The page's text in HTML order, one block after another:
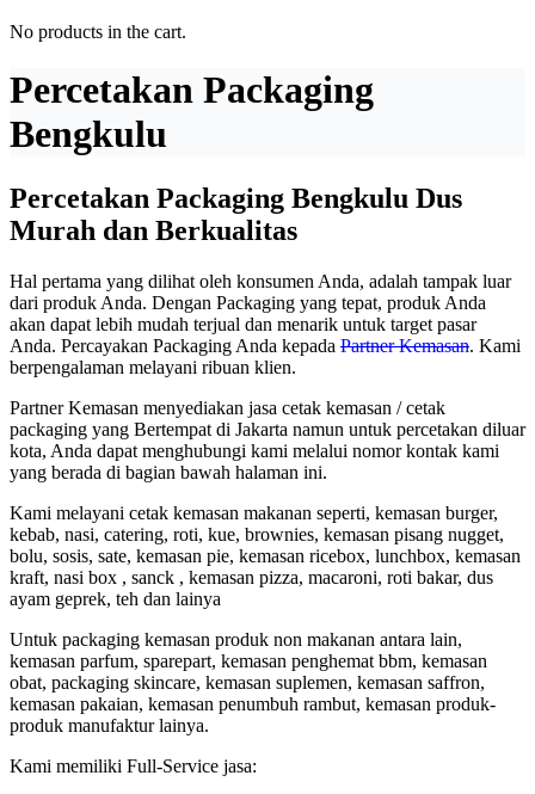
No products in the cart.
Percetakan Packaging
Bengkulu
Percetakan Packaging Bengkulu Dus
Murah dan Berkualitas
Hal pertama yang dilihat oleh konsumen Anda, adalah tampak luar
dari produk Anda. Dengan Packaging yang tepat, produk Anda
akan dapat lebih mudah terjual dan menarik untuk target pasar
Anda. Percayakan Packaging Anda kepada Partner Kemasan. Kami
berpengalaman melayani ribuan klien.
Partner Kemasan menyediakan jasa cetak kemasan / cetak
packaging yang Bertempat di Jakarta namun untuk percetakan diluar
kota, Anda dapat menghubungi kami melalui nomor kontak kami
yang berada di bagian bawah halaman ini.
Kami melayani cetak kemasan makanan seperti, kemasan burger,
kebab, nasi, catering, roti, kue, brownies, kemasan pisang nugget,
bolu, sosis, sate, kemasan pie, kemasan ricebox, lunchbox, kemasan
kraft, nasi box , sanck , kemasan pizza, macaroni, roti bakar, dus
ayam geprek, teh dan lainya
Untuk packaging kemasan produk non makanan antara lain,
kemasan parfum, sparepart, kemasan penghemat bbm, kemasan
obat, packaging skincare, kemasan suplemen, kemasan saffron,
kemasan pakaian, kemasan penumbuh rambut, kemasan produk-
produk manufaktur lainya.
Kami memiliki Full-Service jasa: